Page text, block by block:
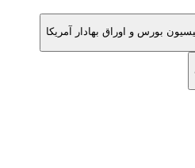
بورس و اوراق بهادار آمریکا